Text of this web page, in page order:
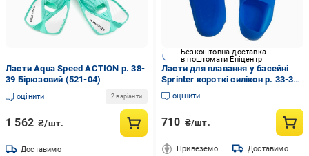
Ласти Aqua Speed ACTION р. 38-
39 Бірюзовий (521-04)
оцінити 2 варіанти
1 562 ₴/шт.
Доставимо
Безкоштовна доставка
в поштомати Епіцентр
Ласти для плавання у басейні
Sprinter короткі силікон р. 33-35
Синій (6936116101854)
оцінити
710 ₴/шт.
Привеземо Доставимо